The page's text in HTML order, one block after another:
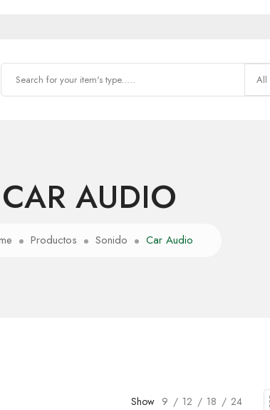
CAR AUDIO
Productos Sonido Car Audio
Show 9 12 18 24